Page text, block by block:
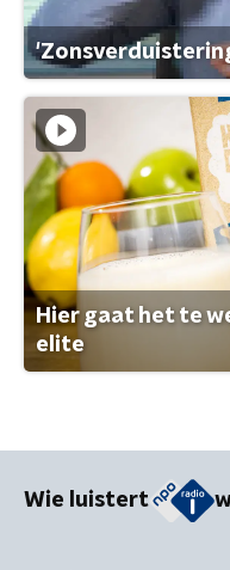
Hier gaat het te
elite
Wie luistert